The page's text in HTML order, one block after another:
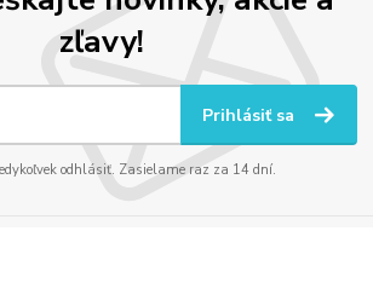
zľavy!
Prihlásiť sa
odhlásiť. Zasielame raz za 14 dní.